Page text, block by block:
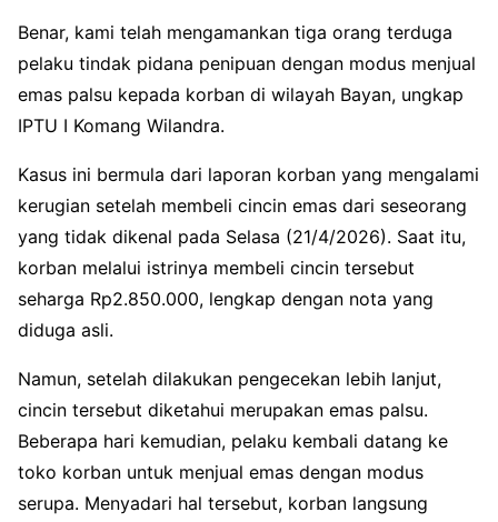
Benar, kami telah mengamankan tiga orang terduga
pelaku tindak pidana penipuan dengan modus menjual
emas palsu kepada korban di wilayah Bayan, ungkap
IPTU I Komang Wilandra.
Kasus ini bermula dari laporan korban yang mengalami
kerugian setelah membeli cincin emas dari seseorang
yang tidak dikenal pada Selasa (21/4/2026). Saat itu,
korban melalui istrinya membeli cincin tersebut
seharga Rp2.850.000, lengkap dengan nota yang
diduga asli.
Namun, setelah dilakukan pengecekan lebih lanjut,
cincin tersebut diketahui merupakan emas palsu.
Beberapa hari kemudian, pelaku kembali datang ke
toko korban untuk menjual emas dengan modus
serupa. Menyadari hal tersebut, korban langsung